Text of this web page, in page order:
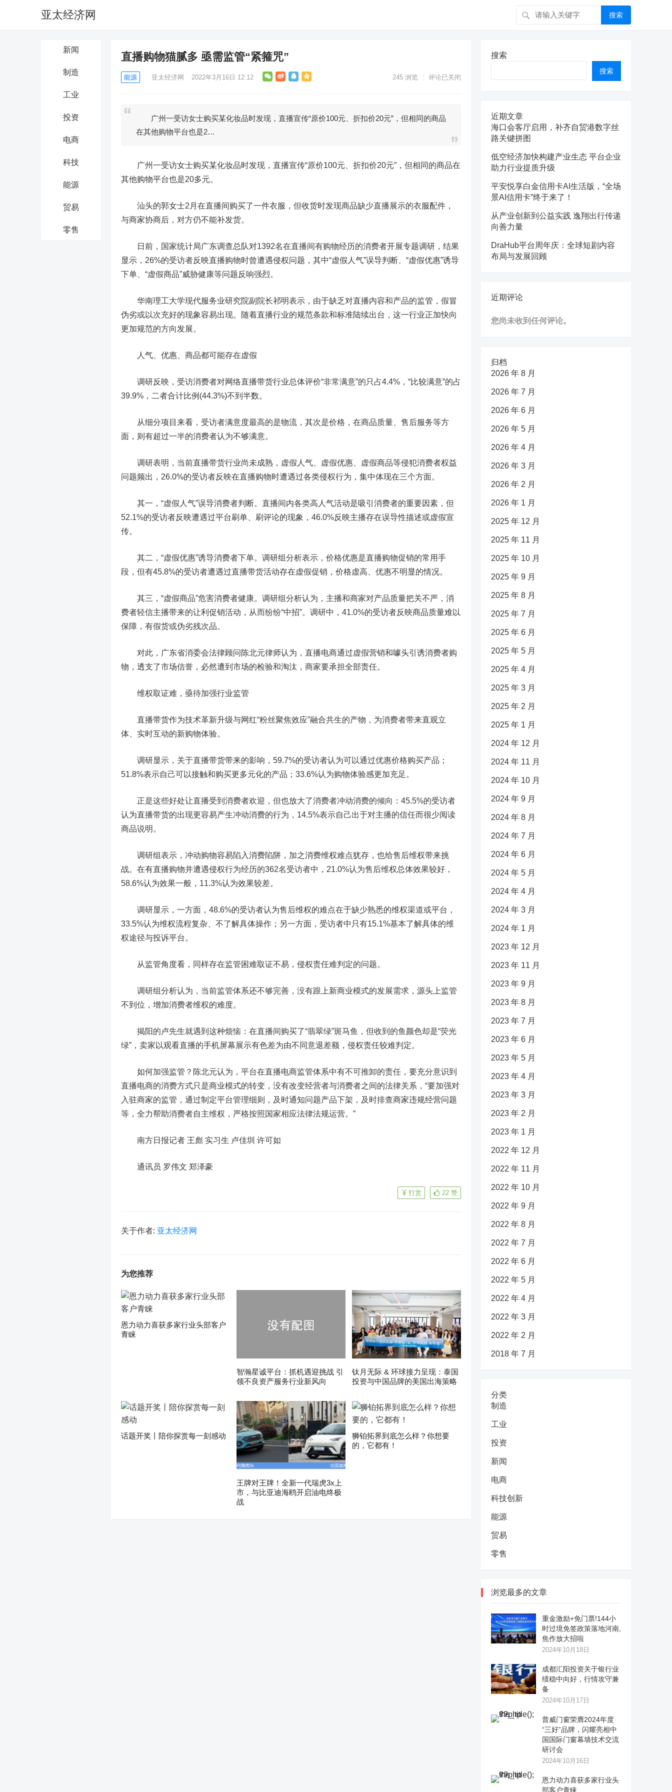
亚太经济网 搜索
新闻
制造
工业
投资
电商
科技
能源
贸易
零售
直播购物猫腻多 亟需监管“紧箍咒”
能源 亚太经济网 2022年3月16日 12:12 245 浏览 评论已关闭
广州一受访女士购买某化妆品时发现，直播宣传“原价100元、折扣价20元”，但相同的商品
在其他购物平台也是2…
广州一受访女士购买某化妆品时发现，直播宣传“原价100元、折扣价20元”，但相同的商品在
其他购物平台也是20多元。
汕头的郭女士2月在直播间购买了一件衣服，但收货时发现商品缺少直播展示的衣服配件，
与商家协商后，对方仍不能补发货。
日前，国家统计局广东调查总队对1392名在直播间有购物经历的消费者开展专题调研，结果
显示，26%的受访者反映直播购物时曾遭遇侵权问题，其中“虚假人气”误导判断、“虚假优惠”诱导
下单、“虚假商品”威胁健康等问题反响强烈。
华南理工大学现代服务业研究院副院长祁明表示，由于缺乏对直播内容和产品的监管，假冒
伪劣或以次充好的现象容易出现。随着直播行业的规范条款和标准陆续出台，这一行业正加快向
更加规范的方向发展。
人气、优惠、商品都可能存在虚假
调研反映，受访消费者对网络直播带货行业总体评价“非常满意”的只占4.4%，“比较满意”的占
39.9%，二者合计比例(44.3%)不到半数。
从细分项目来看，受访者满意度最高的是物流，其次是价格，在商品质量、售后服务等方
面，则有超过一半的消费者认为不够满意。
调研表明，当前直播带货行业尚未成熟，虚假人气、虚假优惠、虚假商品等侵犯消费者权益
问题频出，26.0%的受访者反映在直播购物时遭遇过各类侵权行为，集中体现在三个方面。
其一，“虚假人气”误导消费者判断。直播间内各类高人气活动是吸引消费者的重要因素，但
52.1%的受访者反映遭遇过平台刷单、刷评论的现象，46.0%反映主播存在误导性描述或虚假宣
传。
其二，“虚假优惠”诱导消费者下单。调研组分析表示，价格优惠是直播购物促销的常用手
段，但有45.8%的受访者遭遇过直播带货活动存在虚假促销，价格虚高、优惠不明显的情况。
其三，“虚假商品”危害消费者健康。调研组分析认为，主播和商家对产品质量把关不严，消
费者轻信主播带来的让利促销活动，从而纷纷“中招”。调研中，41.0%的受访者反映商品质量难以
保障，有假货或伪劣残次品。
对此，广东省消委会法律顾问陈北元律师认为，直播电商通过虚假营销和噱头引诱消费者购
物，透支了市场信誉，必然遭到市场的检验和淘汰，商家要承担全部责任。
维权取证难，亟待加强行业监管
直播带货作为技术革新升级与网红“粉丝聚焦效应”融合共生的产物，为消费者带来直观立
体、实时互动的新购物体验。
调研显示，关于直播带货带来的影响，59.7%的受访者认为可以通过优惠价格购买产品；
51.8%表示自己可以接触和购买更多元化的产品；33.6%认为购物体验感更加充足。
正是这些好处让直播受到消费者欢迎，但也放大了消费者冲动消费的倾向：45.5%的受访者
认为直播带货的出现更容易产生冲动消费的行为，14.5%表示自己出于对主播的信任而很少阅读
商品说明。
调研组表示，冲动购物容易陷入消费陷阱，加之消费维权难点犹存，也给售后维权带来挑
战。在有直播购物并遭遇侵权行为经历的362名受访者中，21.0%认为售后维权总体效果较好，
58.6%认为效果一般，11.3%认为效果较差。
调研显示，一方面，48.6%的受访者认为售后维权的难点在于缺少熟悉的维权渠道或平台，
33.5%认为维权流程复杂、不了解具体操作；另一方面，受访者中只有15.1%基本了解具体的维
权途径与投诉平台。
从监管角度看，同样存在监管困难取证不易，侵权责任难判定的问题。
调研组分析认为，当前监管体系还不够完善，没有跟上新商业模式的发展需求，源头上监管
不到位，增加消费者维权的难度。
揭阳的卢先生就遇到这种烦恼：在直播间购买了“翡翠绿”斑马鱼，但收到的鱼颜色却是“荧光
绿”，卖家以观看直播的手机屏幕展示有色差为由不同意退差额，侵权责任较难判定。
如何加强监管？陈北元认为，平台在直播电商监管体系中有不可推卸的责任，要充分意识到
直播电商的消费方式只是商业模式的转变，没有改变经营者与消费者之间的法律关系，“要加强对
入驻商家的监管，通过制定平台管理细则，及时通知问题产品下架，及时排查商家违规经营问题
等，全力帮助消费者自主维权，严格按照国家相应法律法规运营。”
南方日报记者 王彪 实习生 卢佳圳 许可如
通讯员 罗伟文 郑泽豪
22 赞
打赏
关于作者: 亚太经济网
为您推荐
恩力动力喜获多家行业头部客户
青睐
智瀚星诚平台：抓机遇迎挑战 引
领不良资产服务行业新风向
钛月无际 & 环球接力呈现：泰国
投资与中国品牌的美国出海策略
话题开奖丨陪你探赏每一刻感动
王牌对王牌！全新一代瑞虎3x上
市，与比亚迪海鸥开启油电终极
战
狮铂拓界到底怎么样？你想要
的，它都有！
搜索
搜索
近期文章
海口会客厅启用，补齐自贸港数字丝
路关键拼图
低空经济加快构建产业生态 平台企业
助力行业提质升级
平安悦享白金信用卡AI生活版，“全场
景AI信用卡”终于来了！
从产业创新到公益实践 逸翔出行传递
向善力量
DraHub平台周年庆：全球短剧内容
布局与发展回顾
近期评论
您尚未收到任何评论。
归档
2026 年 8 月
2026 年 7 月
2026 年 6 月
2026 年 5 月
2026 年 4 月
2026 年 3 月
2026 年 2 月
2026 年 1 月
2025 年 12 月
2025 年 11 月
2025 年 10 月
2025 年 9 月
2025 年 8 月
2025 年 7 月
2025 年 6 月
2025 年 5 月
2025 年 4 月
2025 年 3 月
2025 年 2 月
2025 年 1 月
2024 年 12 月
2024 年 11 月
2024 年 10 月
2024 年 9 月
2024 年 8 月
2024 年 7 月
2024 年 6 月
2024 年 5 月
2024 年 4 月
2024 年 3 月
2024 年 1 月
2023 年 12 月
2023 年 11 月
2023 年 9 月
2023 年 8 月
2023 年 7 月
2023 年 6 月
2023 年 5 月
2023 年 4 月
2023 年 3 月
2023 年 2 月
2023 年 1 月
2022 年 12 月
2022 年 11 月
2022 年 10 月
2022 年 9 月
2022 年 8 月
2022 年 7 月
2022 年 6 月
2022 年 5 月
2022 年 4 月
2022 年 3 月
2022 年 2 月
2018 年 7 月
分类
制造
工业
投资
新闻
电商
科技创新
能源
贸易
零售
浏览最多的文章
重金激励+免门票!144小
时过境免签政策落地河南,
焦作放大招啦
2024年10月18日
成都汇阳投资关于银行业
绩稳中向好，行情攻守兼
备
2024年10月17日
普威门窗荣膺2024年度
“三好”品牌，闪耀亮相中
国国际门窗幕墙技术交流
研讨会
2024年10月16日
恩力动力喜获多家行业头
部客户青睐